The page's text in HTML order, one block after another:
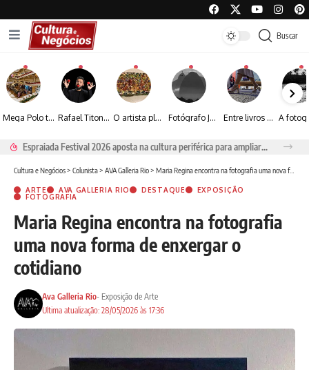
Buscar
Mega Polo transforma lançamento de coleção em plataforma nacional de negócios e projeta crescimento de mais de 15% Rafael Titonelly leva magia e acolhimento a crianças em tratamento oncológico em Juiz de Fora O artista plástico Jorge Luiz transforma sustentabilidade e criatividade em arte contemporânea Fotógrafo José Roberto apresenta um olhar sensível sobre arquitetura, formas e luz na fotografia Entre livros e fotografia autoral, Sebastião Reis consolida uma trajetória marcada pelo olhar artístico
Espraiada Festival 2026 aposta na cultura periférica para ampliar oportunidades na zona sul
Cultura e Negócios> Colunista> AVA Galleria Rio> Maria Regina encontra na fotografia uma nova forma de enxergar o cotidiano
ARTE AVA GALLERIA RIO DESTAQUE
EXPOSIÇÃO
FOTOGRAFIA
Maria Regina encontra na fotografia
uma nova forma de enxergar o
cotidiano
Ultima atualização: 28/05/2026 às 17:36
Ava Galleria Rio- Exposição de Arte